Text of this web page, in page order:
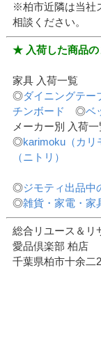
※柏市近隣は当社
相談ください。
★ 入荷した商品
家具 入荷一覧
◎ダイニングテー
チンボード
◎ベ
メーカー別 入荷一
◎karimoku（カリ
（ニトリ）
◎ジモティ出品中
◎雑貨・家電・家
総合リユース＆リ
愛品倶楽部 柏店
千葉県柏市十余二